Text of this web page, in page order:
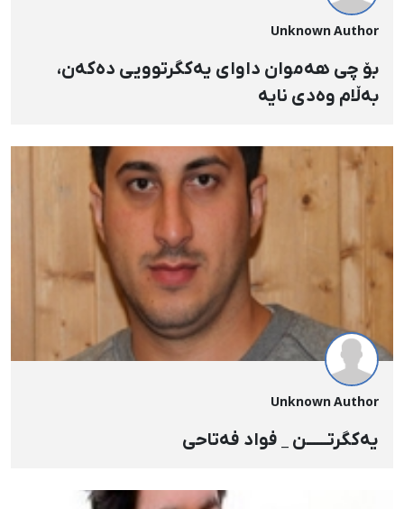
Unknown Author
بۆ چی هەموان داوای یەکگرتوویی دەکەن،
بەڵام وەدی نایە
Unknown Author
یەکگرتــــــن _ فواد فەتاحی